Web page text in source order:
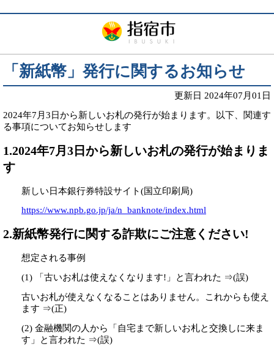
「新紙幣」発行に関するお知らせ
更新日 2024年07月01日
2024年7月3日から新しいお札の発行が始まります。
以下、関連す
る事項についてお知らせします
1.2024年7月3日から新しいお札の発行が始まりま
す
新しい日本銀行券特設サイト(国立印刷局)
https://www.npb.go.jp/ja/n_banknote/index.html
2.新紙幣発行に関する詐欺にご注意ください!
想定される事例
(1) 「古いお札は使えなくなります!」と言われた ⇒(誤)
古いお札が使えなくなることはありません。これからも使え
ます ⇒(正)
(2) 金融機関の人から「自宅まで新しいお札と交換しに来ま
す」と言われた ⇒(誤)